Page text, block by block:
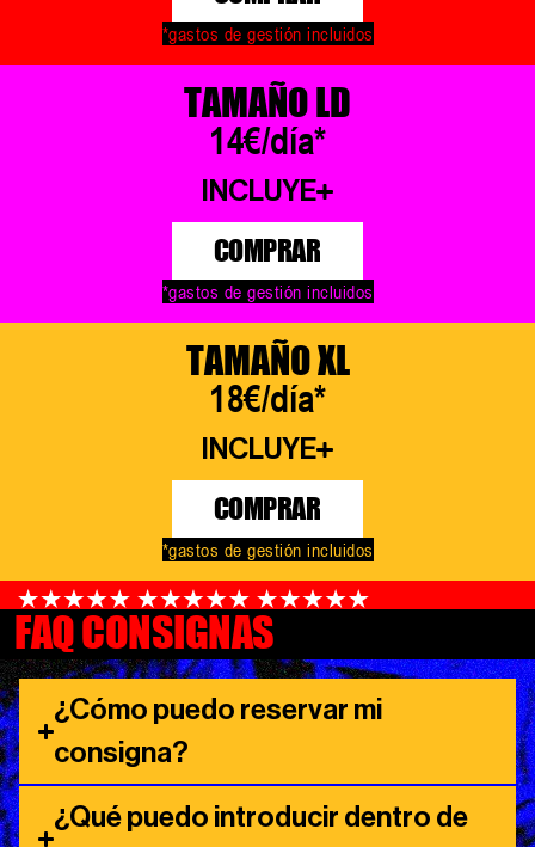
*gastos de gestión incluidos
TAMAÑO LD
14€/día*
INCLUYE
COMPRAR
*gastos de gestión incluidos
TAMAÑO XL
18€/día*
INCLUYE
COMPRAR
*gastos de gestión incluidos
FAQ CONSIGNAS
¿Cómo puedo reservar mi
consigna?
¿Qué puedo introducir dentro de